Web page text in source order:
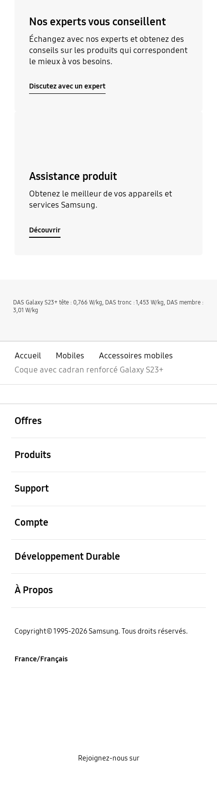
Nos experts vous conseillent
Échangez avec nos experts et obtenez des
conseils sur les produits qui correspondent
le mieux à vos besoins.
Discutez avec un expert
Assistance produit
Obtenez le meilleur de vos appareils et
services Samsung.
Découvrir
DAS Galaxy S23+ tête : 0,766 W/kg, DAS tronc : 1,453 W/kg, DAS membre :
3,01 W/kg
Accueil Mobiles
Accessoires mobiles
Coque avec cadran renforcé Galaxy S23+
Offres
Produits
Support
Compte
Développement Durable
À Propos
‌Copyright© 1995-2026 Samsung. Tous droits réservés.
France/Français
Rejoignez-nous sur